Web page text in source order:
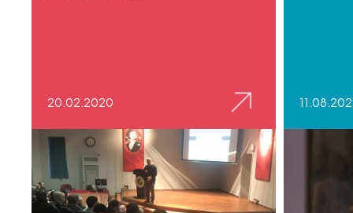
20.02.2020